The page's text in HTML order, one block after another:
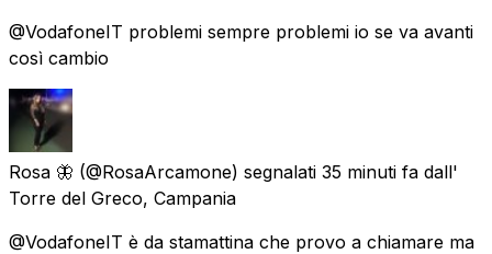
@VodafoneIT problemi sempre problemi io se va avanti
così cambio
Rosa 🦋 (@RosaArcamone) segnalati 35 minuti fa dall'
Torre del Greco, Campania
@VodafoneIT è da stamattina che provo a chiamare ma